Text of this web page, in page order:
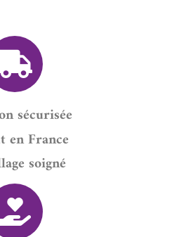
sécurisée
en France
soigné